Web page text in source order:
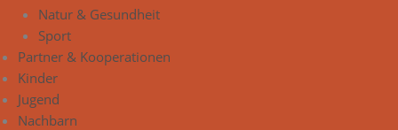
Natur & Gesundheit
Sport
Partner & Kooperationen
Kinder
Jugend
Nachbarn